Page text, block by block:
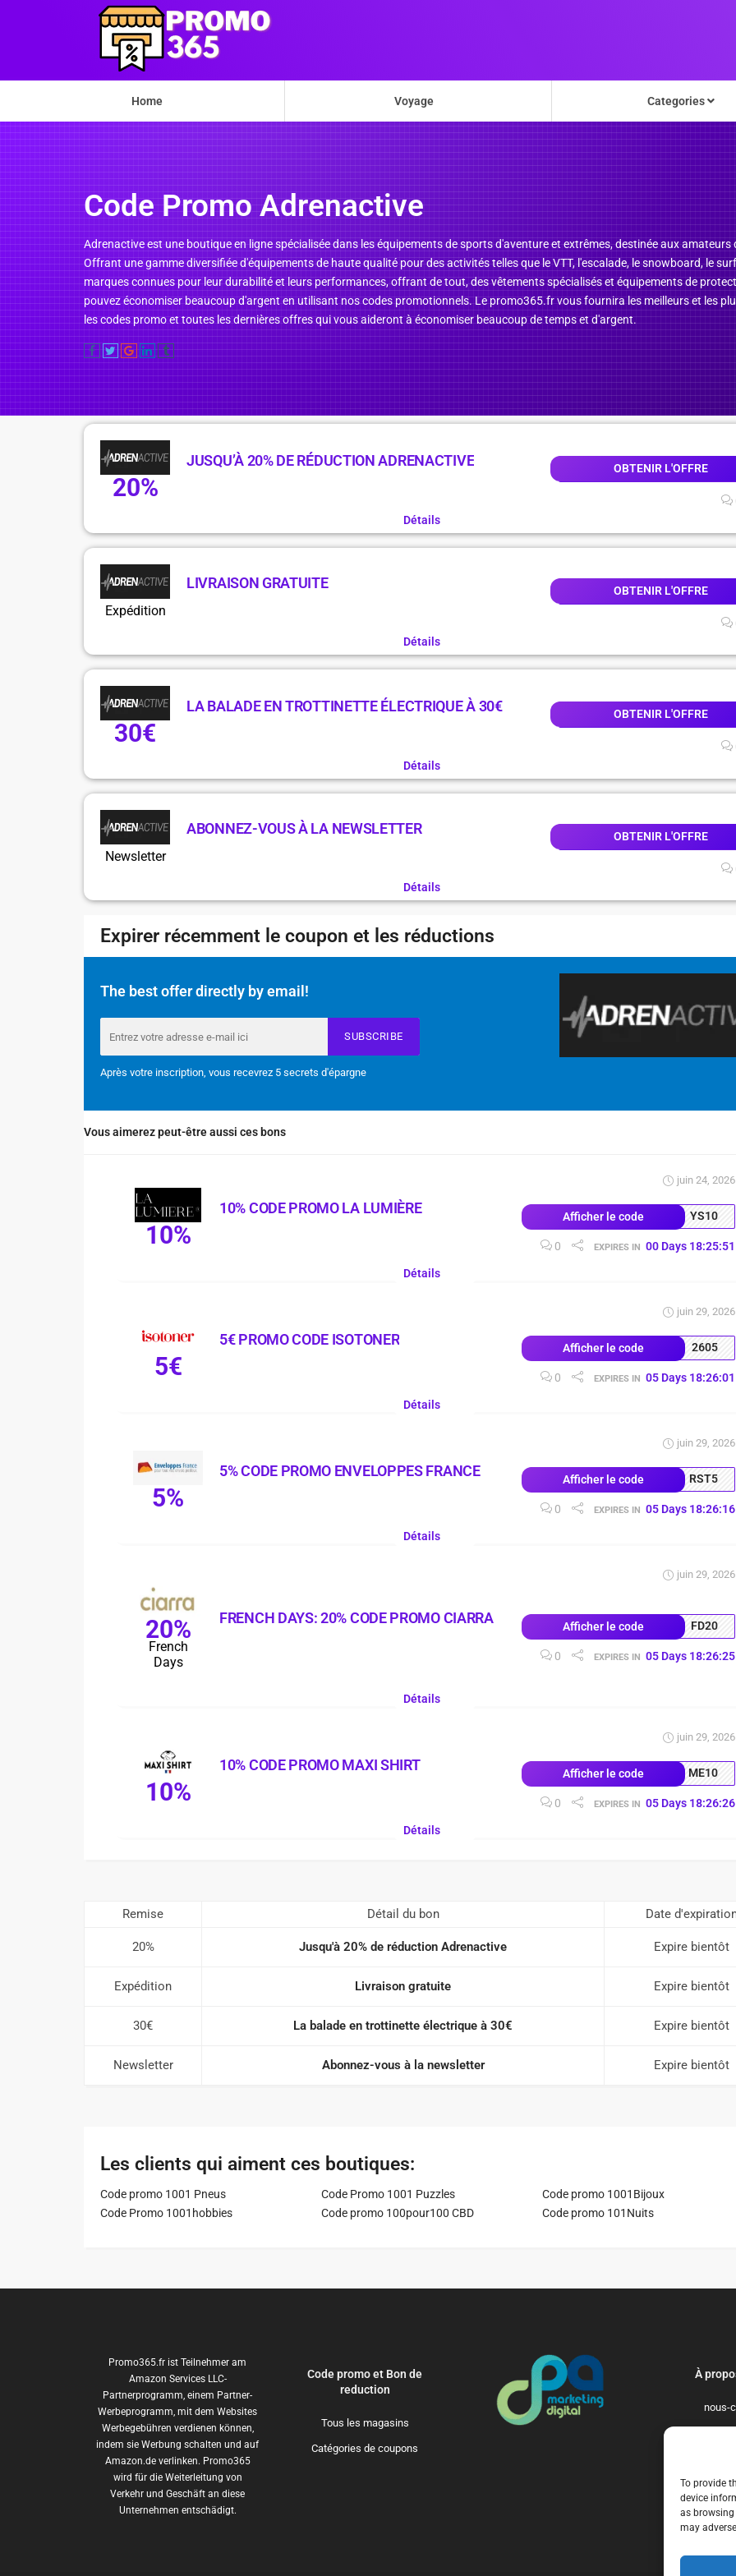
To provide
device
as
may
Home Voyage Categories
Code Promo Adrenactive
Adrenactive est une boutique en ligne spécialisée dans les équipements de sports d'aventure et extrêmes, destinée aux
Offrant une gamme diversifiée d'équipements de haute qualité pour des activités telles que le VTT, l'escalade, le snowboard, le
marques connues pour leur durabilité et leurs performances, offrant de tout, des vêtements spécialisés et équipements de
pouvez économiser beaucoup d'argent en utilisant nos codes promotionnels. Le promo365.fr vous fournira les meilleurs et les
les codes promo et toutes les dernières offres qui vous aideront à économiser beaucoup de temps et d'argent.
20%
JUSQU’À 20% DE RÉDUCTION ADRENACTIVE OBTENIR L'OFFRE
Détails
Expédition
LIVRAISON GRATUITE OBTENIR L'OFFRE
Détails
30€
LA BALADE EN TROTTINETTE ÉLECTRIQUE À 30€ OBTENIR L'OFFRE
Détails
Newsletter
ABONNEZ-VOUS À LA NEWSLETTER OBTENIR L'OFFRE
Détails
Expirer récemment le coupon et les réductions
The best offer directly by email!
SUBSCRIBE
Après votre inscription, vous recevrez 5 secrets d'épargne
Vous aimerez peut-être aussi ces bons
10%
10% CODE PROMO LA LUMIÈRE
juin 24, 2026
Afficher le code YS10
0 EXPIRES IN 00 Days 18:25:50
Détails
5€
5€ PROMO CODE ISOTONER
juin 29, 2026
Afficher le code 2605
0 EXPIRES IN 05 Days 18:26:00
Détails
5%
5% CODE PROMO ENVELOPPES FRANCE
juin 29, 2026
Afficher le code RST5
0 EXPIRES IN 05 Days 18:26:15
Détails
20%
French
Days
FRENCH DAYS: 20% CODE PROMO CIARRA
juin 29, 2026
Afficher le code FD20
0 EXPIRES IN 05 Days 18:26:24
Détails
10%
10% CODE PROMO MAXI SHIRT
juin 29, 2026
Afficher le code ME10
0 EXPIRES IN 05 Days 18:26:25
Détails
Remise Détail du bon Date
20% Jusqu'à 20% de réduction Adrenactive Expire bientôt
Expédition Livraison gratuite Expire bientôt
30€ La balade en trottinette électrique à 30€ Expire bientôt
Newsletter Abonnez-vous à la newsletter Expire bientôt
Les clients qui aiment ces boutiques:
Code promo 1001 Pneus Code Promo 1001 Puzzles
Code promo 1001Bijoux
Code Promo 1001hobbies
Code promo 100pour100 CBD Code promo 101Nuits
Promo365.fr ist Teilnehmer am
Amazon Services LLC-
Partnerprogramm, einem Partner-
Werbeprogramm, mit dem Websites
Werbegebühren verdienen können,
indem sie Werbung schalten und auf
Amazon.de verlinken. Promo365
wird für die Weiterleitung von
Verkehr und Geschäft an diese
Unternehmen entschädigt.
Code promo et Bon de
reduction
Tous les magasins
Catégories de coupons
À
nous-